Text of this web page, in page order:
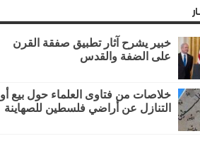
خبير يشرح آثار تطبيق صفقة القرن
على الضفة والقدس
خلاصات من فتاوى العلماء حول بيع أو
التنازل عن أراضي فلسطين للصهاينة